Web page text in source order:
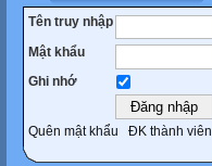
Tên truy nhập
Mật khẩu
Ghi nhớ
Quên mật khẩu ĐK thành viên